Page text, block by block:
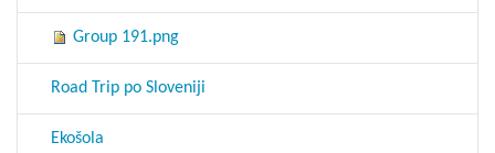
Group 191.png
Road Trip po Sloveniji
Ekošola